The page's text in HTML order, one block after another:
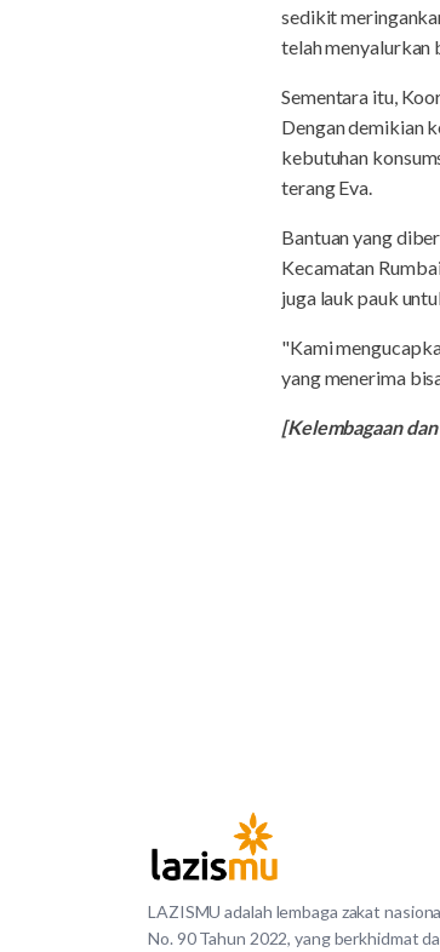
sedikit
telah menyalurkan
Sementara itu,
Dengan demikian
kebutuhan
terang Eva.
Bantuan yang
Kecamatan
juga lauk pauk
"Kami
yang menerima
[Kelembagaan
LAZISMU adalah lembaga zakat
No. 90 Tahun 2022, yang berkhidmat